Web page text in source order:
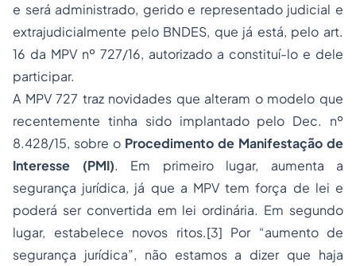
e será administrado, gerido e representado judicial e
extrajudicialmente pelo BNDES, que já está, pelo art.
16 da MPV nº 727/16, autorizado a constituí-lo e dele
participar.
A MPV 727 traz novidades que alteram o modelo que
recentemente tinha sido implantado pelo Dec. nº
8.428/15, sobre o Procedimento de Manifestação de
Interesse (PMI). Em primeiro lugar, aumenta a
segurança jurídica, já que a MPV tem força de lei e
poderá ser convertida em lei ordinária. Em segundo
lugar, estabelece novos ritos.[3] Por “aumento de
segurança jurídica”, não estamos a dizer que haja